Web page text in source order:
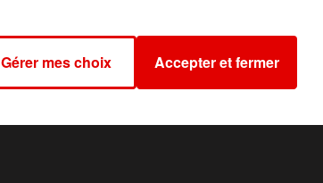
Gérer mes choix Accepter et fermer